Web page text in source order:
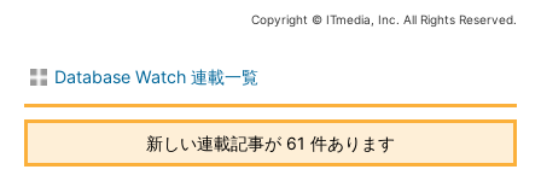
入れはメモリに比べて遅いことは周知の通りです。
そこで北川氏が勧めるのが「ストレージアーキテクチャを根本
的に変える」こと。
具体的にはストレージに高速なフラッシュメモリを使用するこ
Copyright © ITmedia, Inc. All Rights Reserved.
Database Watch 連載一覧
新しい連載記事が 61 件あります